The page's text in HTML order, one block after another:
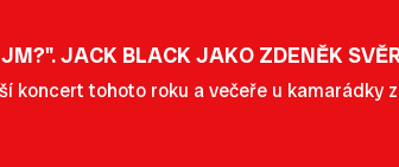
JACK BLACK JAKO ZDENĚK
koncert tohoto roku a večeře u kamarádky